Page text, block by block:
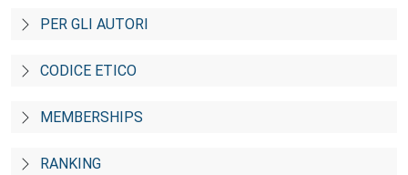
PER GLI AUTORI
CODICE ETICO
MEMBERSHIPS
RANKING